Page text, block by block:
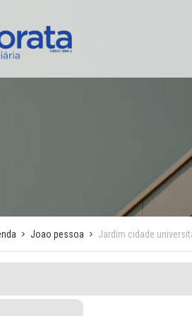
Joao pessoa Jardim cidade